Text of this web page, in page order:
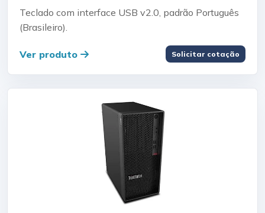
Teclado com interface USB v2.0, padrão Português
(Brasileiro).
Ver produto Solicitar cotação